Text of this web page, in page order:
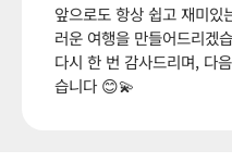
앞으로도 항상 쉽고 재미있
러운 여행을 만들어드리겠
다시 한 번 감사드리며, 다
습니다 😊💫